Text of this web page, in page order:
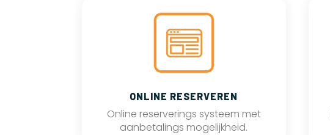
ONLINE RESERVEREN
Online reserverings systeem met
aanbetalings mogelijkheid.